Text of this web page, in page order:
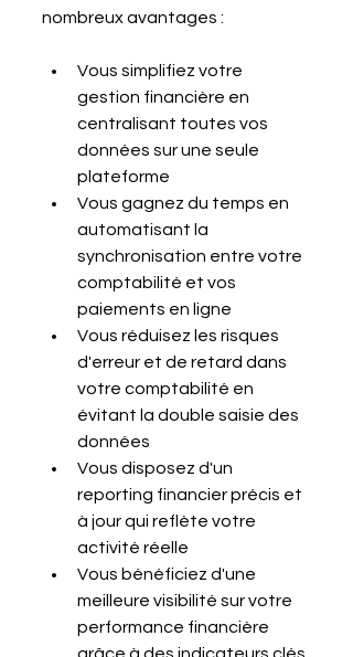
nombreux avantages :
Vous simplifiez votre
gestion financière en
centralisant toutes vos
données sur une seule
plateforme
Vous gagnez du temps en
automatisant la
synchronisation entre votre
comptabilité et vos
paiements en ligne
Vous réduisez les risques
d'erreur et de retard dans
votre comptabilité en
évitant la double saisie des
données
Vous disposez d'un
reporting financier précis et
à jour qui reflète votre
activité réelle
Vous bénéficiez d'une
meilleure visibilité sur votre
performance financière
grâce à des indicateurs clés